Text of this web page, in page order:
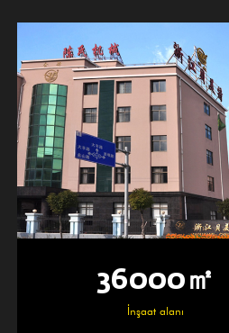
36000㎡
İnşaat alanı